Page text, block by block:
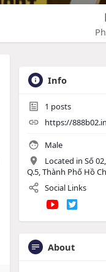
Info
1 posts
https://
Male
Located in Số
Q.5, Thành Phố Hồ
Social Links
About